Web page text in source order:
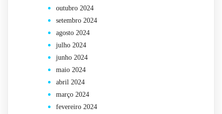
outubro 2024
setembro 2024
agosto 2024
julho 2024
junho 2024
maio 2024
abril 2024
março 2024
fevereiro 2024